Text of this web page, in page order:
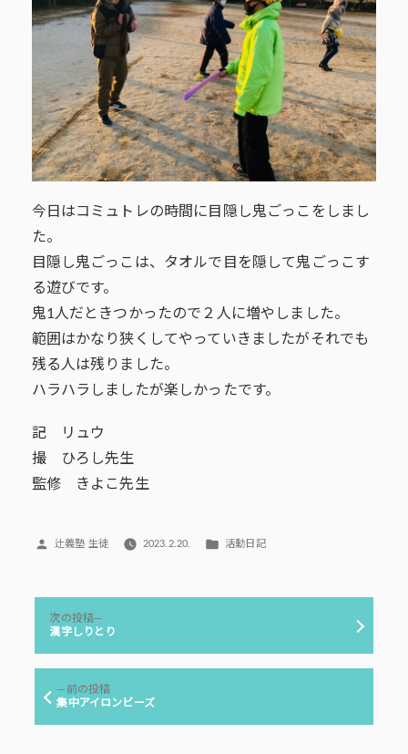
今日はコミュトレの時間に目隠し鬼ごっこをしまし
た。
目隠し鬼ごっこは、タオルで目を隠して鬼ごっこす
る遊びです。
鬼1人だときつかったので２人に増やしました。
範囲はかなり狭くしてやっていきましたがそれでも
残る人は残りました。
ハラハラしましたが楽しかったです。
記 リュウ
撮 ひろし先生
監修 きよこ先生
投
辻義塾 生徒 2023.2.20.
カ
リ
活動日記
ナ
ー
前の投稿前
の
集中アイロンビーズ
次の投稿
の
漢字しりとり